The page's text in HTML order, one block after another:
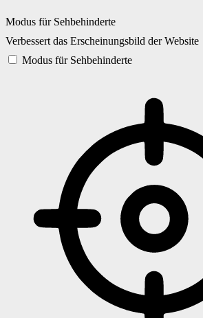
Modus für Sehbehinderte
Verbessert das Erscheinungsbild der Website
Modus für Sehbehinderte